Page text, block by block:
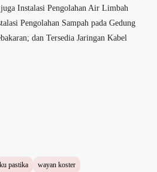
Instalasi Pengolahan Air Limbah
Pengolahan Sampah pada Gedung
dan Tersedia Jaringan Kabel
pastika wayan koster